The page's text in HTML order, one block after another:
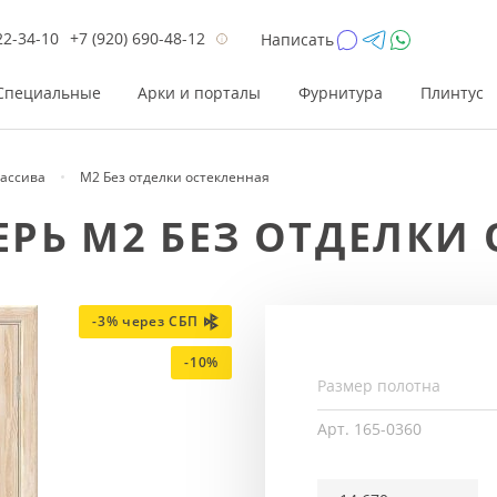
34-10 +7 (920) 690-48-12 Написать
до 26 200Р
от 42 000Р
до 17 800Р
от 33 300Р
Арки и порталы Фурнитура Плинтус
М2 Без отделки остекленная
М2 БЕЗ ОТДЕЛКИ
-3% через СБП
-10%
Арт. 165-0360